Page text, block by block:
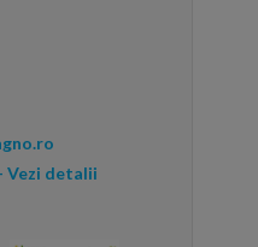
Vezi detalii